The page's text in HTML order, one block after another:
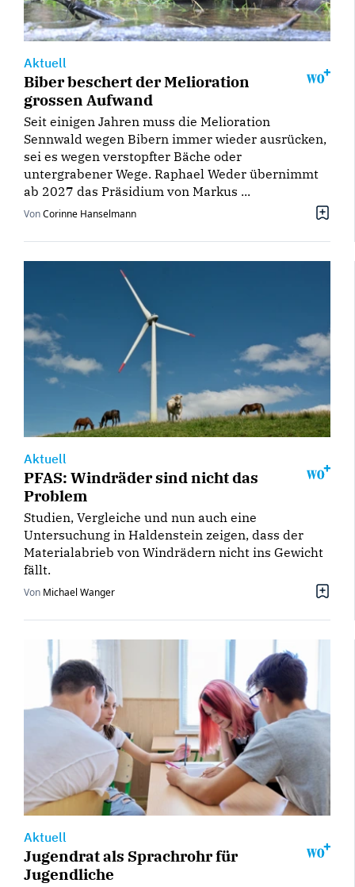
Aktuell
Biber beschert der Melioration
grossen Aufwand
Seit einigen Jahren muss die Melioration
Sennwald wegen Bibern immer wieder ausrücken,
sei es wegen verstopfter Bäche oder
untergrabener Wege. Raphael Weder übernimmt
ab 2027 das Präsidium von Markus ...
VonCorinne Hanselmann
Aktuell
PFAS: Windräder sind nicht das
Problem
Studien, Vergleiche und nun auch eine
Untersuchung in Haldenstein zeigen, dass der
Materialabrieb von Windrädern nicht ins Gewicht
fällt.
Von Michael Wanger
Aktuell
Jugendrat als Sprachrohr für
Jugendliche